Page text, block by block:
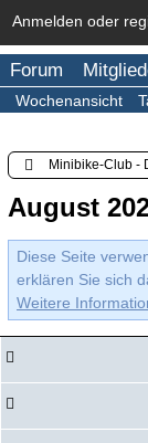
Anmelden oder
Forum
Wochenansicht
Minibike-Club -
August
Diese Seite
erklären Sie sich
Weitere